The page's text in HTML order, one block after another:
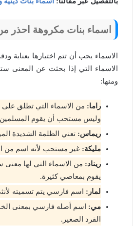
اسماء بنات مكروهة احذر من
الاسماء يجب أن تتم اختيارها بعناية
الاسماء التي إذا بحثت عن المعنى
ومنها:
راما: من الاسماء التي تطلق على
وليس مستحب أن يقوم المسلمين
ريماس: تعني الظلمة الشديدة
مليكة: غير مستحب لأنه اسم من
ريناد: من الاسماء التي لها
يقوم بمعاصي كثيرة.
لمار: اسم فارسي يتم تسميته
مي: اسم أصله فارسي بمعنى
القرد الصغير.